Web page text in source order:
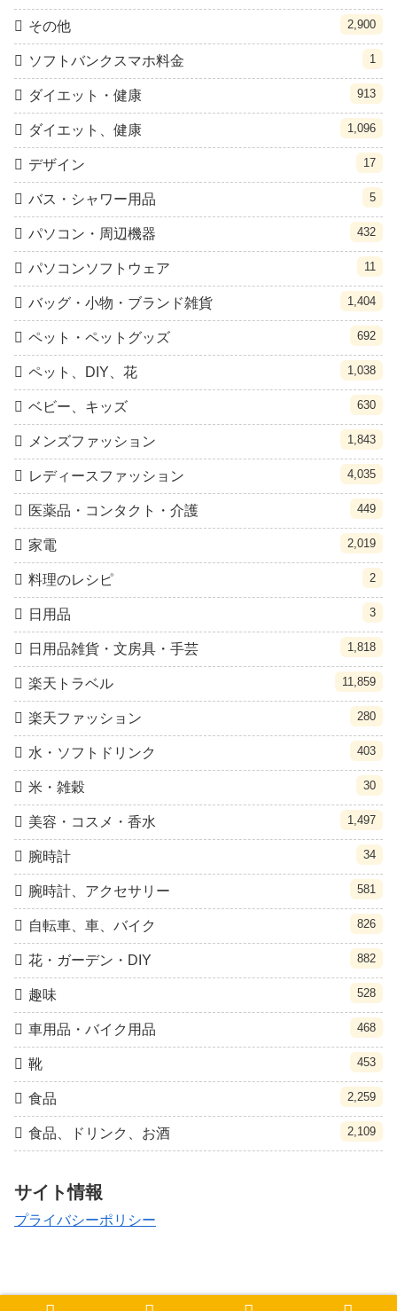
その他 2,900
ソフトバンクスマホ料金 1
ダイエット・健康 913
ダイエット、健康 1,096
デザイン 17
バス・シャワー用品 5
パソコン・周辺機器 432
パソコンソフトウェア 11
バッグ・小物・ブランド雑貨 1,404
ペット・ペットグッズ 692
ペット、DIY、花 1,038
ベビー、キッズ 630
メンズファッション 1,843
レディースファッション 4,035
医薬品・コンタクト・介護 449
家電 2,019
料理のレシピ 2
日用品 3
日用品雑貨・文房具・手芸 1,818
楽天トラベル 11,859
楽天ファッション 280
水・ソフトドリンク 403
米・雑穀 30
美容・コスメ・香水 1,497
腕時計 34
腕時計、アクセサリー 581
自転車、車、バイク 826
花・ガーデン・DIY 882
趣味 528
車用品・バイク用品 468
靴 453
食品 2,259
食品、ドリンク、お酒 2,109
サイト情報
プライバシーポリシー